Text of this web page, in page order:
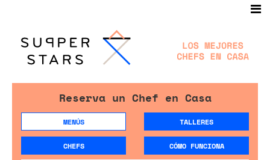
Reserva un Chef en Casa
MENÚS TALLERES
CHEFS CÓMO FUNCIONA